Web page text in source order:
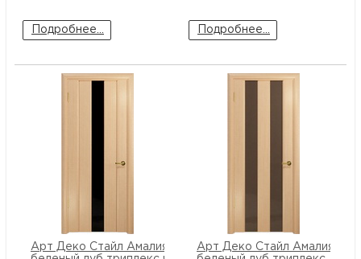
Подробнее... Подробнее...
Арт Деко Стайл Амалия-1
Арт Деко Стайл Амалия-2